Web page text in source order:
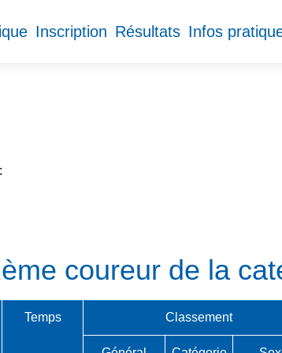
Inscription Résultats Infos
coureur de la
Temps Classement